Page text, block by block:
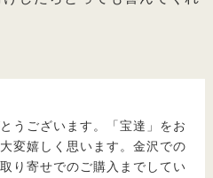
うございます。「宝達」をお
変嬉しく思います。金沢での
り寄せでのご購入までしてい